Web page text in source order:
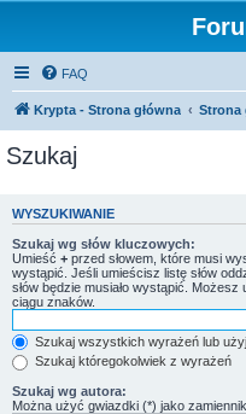
FAQ
Krypta - Strona główna Strona
Szukaj
WYSZUKIWANIE
Szukaj wg słów kluczowych:
Umieść + przed słowem, które musi
wystąpić. Jeśli umieścisz listę słów
słów będzie musiało wystąpić.
ciągu znaków.
Szukaj wszystkich wyrażeń lub
Szukaj któregokolwiek z wyrażeń
Szukaj wg autora:
Można użyć gwiazdki (*) jako